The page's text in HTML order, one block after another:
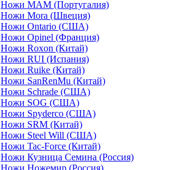
Ножи MAM (Португалия)
Ножи Mora (Швеция)
Ножи Ontario (США)
Ножи Opinel (Франция)
Ножи Roxon (Китай)
Ножи RUI (Испания)
Ножи Ruike (Китай)
Ножи SanRenMu (Китай)
Ножи Schrade (США)
Ножи SOG (США)
Ножи Spyderco (США)
Ножи SRM (Китай)
Ножи Steel Will (США)
Ножи Tac-Force (Китай)
Ножи Кузница Семина (Россия)
Ножи Ножемир (Россия)